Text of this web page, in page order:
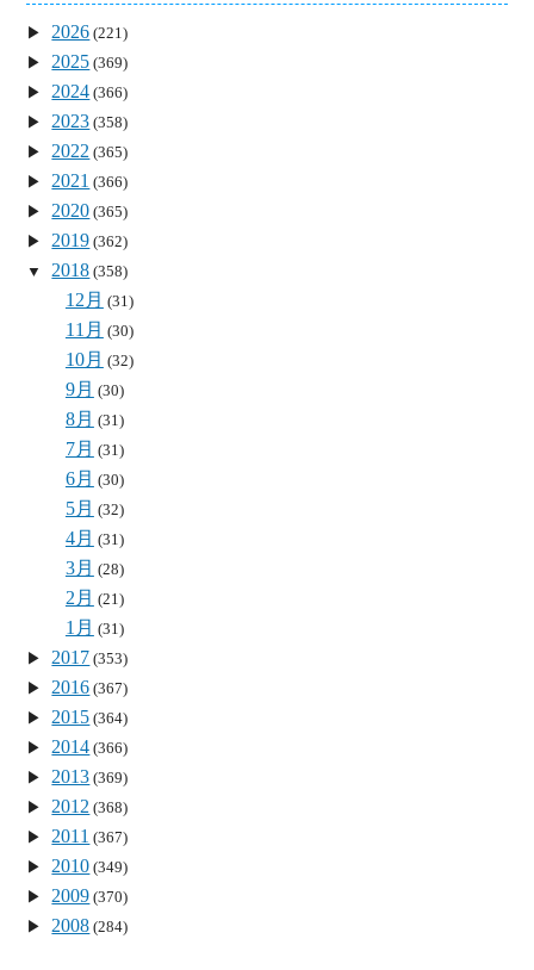
2026 (221)
2025 (369)
2024 (366)
2023 (358)
2022 (365)
2021 (366)
2020 (365)
2019 (362)
2018 (358)
12月 (31)
11月 (30)
10月 (32)
9月 (30)
8月 (31)
7月 (31)
6月 (30)
5月 (32)
4月 (31)
3月 (28)
2月 (21)
1月 (31)
2017 (353)
2016 (367)
2015 (364)
2014 (366)
2013 (369)
2012 (368)
2011 (367)
2010 (349)
2009 (370)
2008 (284)